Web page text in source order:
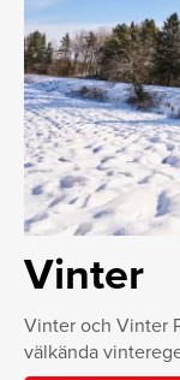
Vinter
Vinter och Vinter
välkända